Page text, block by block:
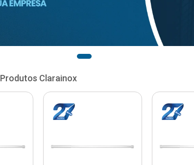
Produtos Clarainox